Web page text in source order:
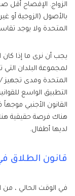
الزواج. الإفصاح أقل
بالأصول (الزوجية أو
المتحدة ولا يوجد
يجب أن نرى ما إذا
لمجموعة البلدان
المتحدة ومدى تجهيز
التطبيق الواسع
القانون الأجنبي
هناك فرصة حقيقية هنا
لديها أطفال.
قانون الطلاق
في الوقت الحالي ،